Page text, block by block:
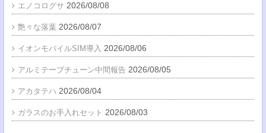
エノコログサ 2026/08/08
艶々な落葉 2026/08/07
イオンモバイルSIM導入 2026/08/06
アルミテープチューン中間報告 2026/08/05
アカタテハ 2026/08/04
ガラスのお手入れセット 2026/08/03